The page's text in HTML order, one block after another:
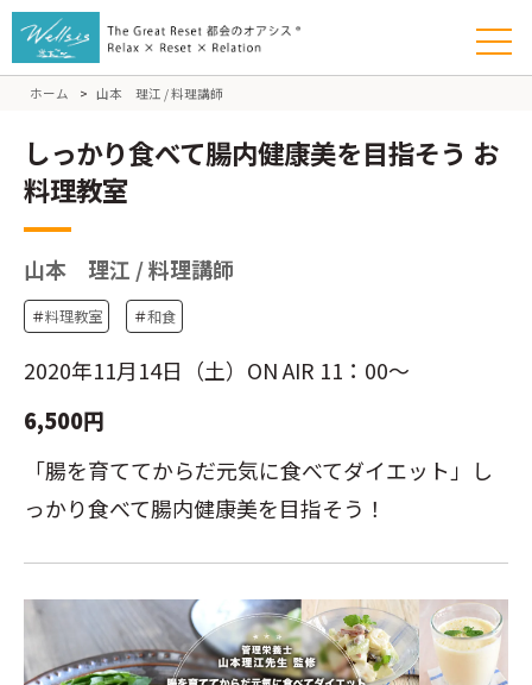
ホーム > 山本 理江 / 料理講師
しっかり食べて腸内健康美を目指そう お
料理教室
山本 理江 / 料理講師
＃料理教室 ＃和食
2020年11月14日（土）ON AIR 11：00～
6,500円
「腸を育ててからだ元気に食べてダイエット」し
っかり食べて腸内健康美を目指そう！